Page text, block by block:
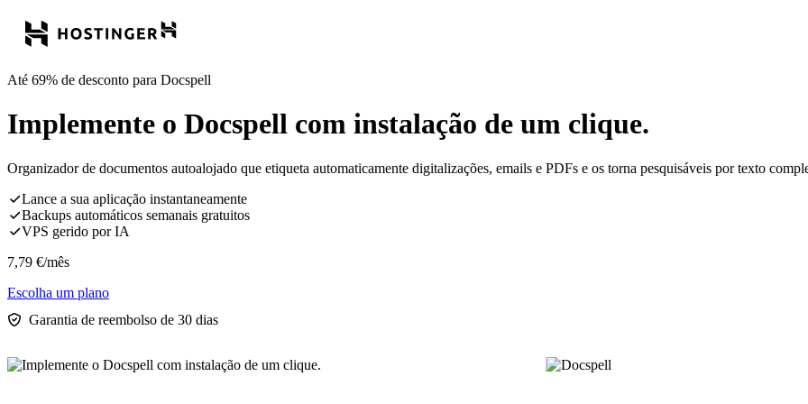
Até 69% de desconto para Docspell
Implemente o Docspell com instalação de um clique.
Organizador de documentos autoalojado que etiqueta automaticamente digitalizações, emails e PDFs e os torna pesquisáveis por texto
Lance a sua aplicação instantaneamente
Backups automáticos semanais gratuitos
VPS gerido por IA
7,79 €/mês
Escolha um plano
Garantia de reembolso de 30 dias